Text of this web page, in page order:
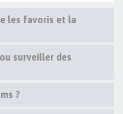
les favoris et la
surveiller des
?